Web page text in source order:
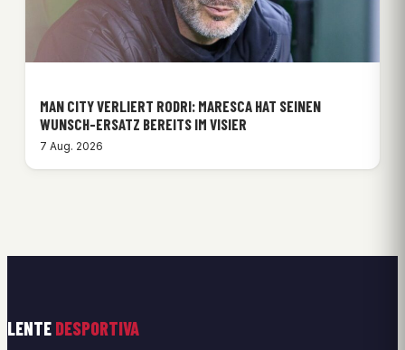
MAN CITY VERLIERT RODRI: MARESCA HAT SEINEN
WUNSCH-ERSATZ BEREITS IM VISIER
7 Aug. 2026
LENTE DESPORTIVA